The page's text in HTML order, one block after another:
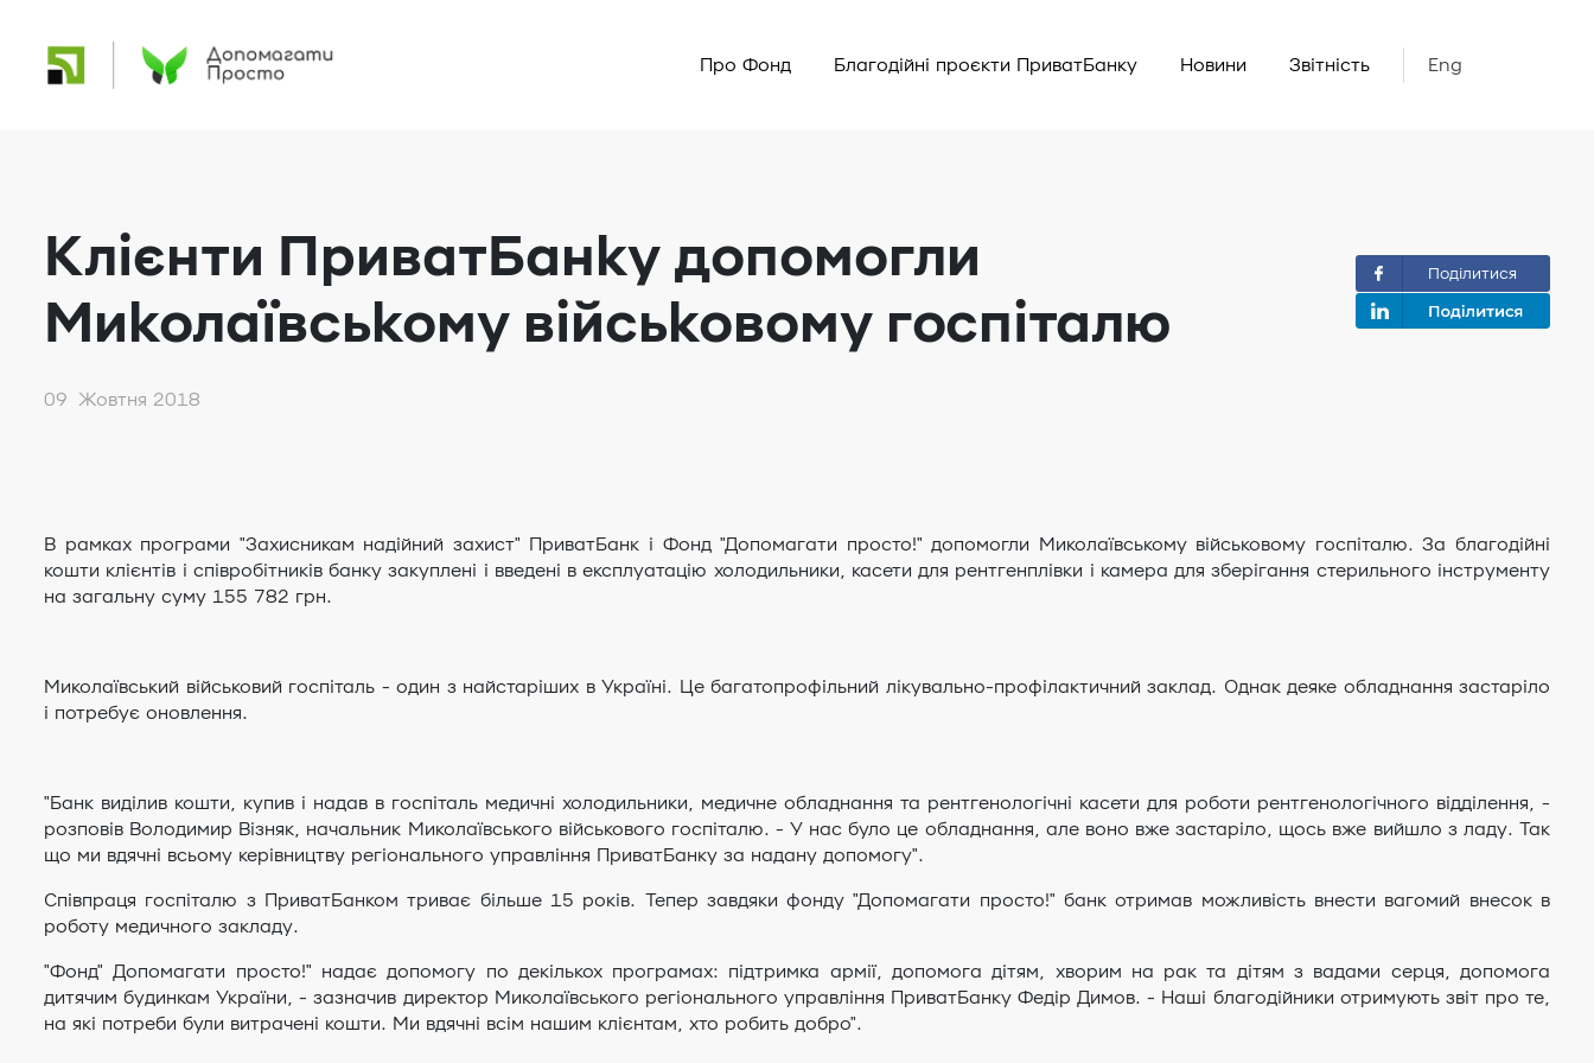
Про Фонд Благодійні проєкти ПриватБанку Новини Звітність Eng
Клієнти ПриватБанку допомогли
Миколаївському військовому госпіталю
Поділитися
09 Жовтня 2018
В рамках програми "Захисникам надійний захист" ПриватБанк і Фонд "Допомагати просто!" допомогли Миколаївському військовому госпіталю. За благодійні
кошти клієнтів і співробітників банку закуплені і введені в експлуатацію холодильники, касети для рентгенплівки і камера для зберігання стерильного інструменту
на загальну суму 155 782 грн.
Миколаївський військовий госпіталь - один з найстаріших в Україні. Це багатопрофільний лікувально-профілактичний заклад. Однак деяке обладнання застаріло
і потребує оновлення.
"Банк виділив кошти, купив і надав в госпіталь медичні холодильники, медичне обладнання та рентгенологічні касети для роботи рентгенологічного відділення, -
розповів Володимир Візняк, начальник Миколаївського військового госпіталю. - У нас було це обладнання, але воно вже застаріло, щось вже вийшло з ладу. Так
що ми вдячні всьому керівництву регіонального управління ПриватБанку за надану допомогу".
Співпраця госпіталю з ПриватБанком триває більше 15 років. Тепер завдяки фонду "Допомагати просто!" банк отримав можливість внести вагомий внесок в
роботу медичного закладу.
"Фонд" Допомагати просто!" надає допомогу по декількох програмах: підтримка армії, допомога дітям, хворим на рак та дітям з вадами серця, допомога
дитячим будинкам України, - зазначив директор Миколаївського регіонального управління ПриватБанку Федір Димов. - Наші благодійники отримують звіт про те,
на які потреби були витрачені кошти. Ми вдячні всім нашим клієнтам, хто робить добро".